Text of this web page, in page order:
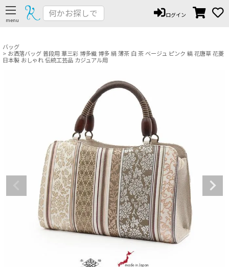
ログイン
バッグ
お洒落バッグ 普段用 華三彩 博多織 博多 絹 薄茶 白 茶 ベージュ ピンク 縞 花唐草 花菱
日本製 おしゃれ 伝統工芸品 カジュアル用
ペー
ジト